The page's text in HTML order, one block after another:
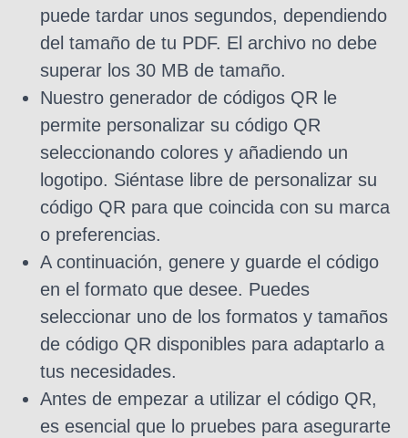
puede tardar unos segundos, dependiendo
del tamaño de tu PDF. El archivo no debe
superar los 30 MB de tamaño.
Nuestro generador de códigos QR le
permite personalizar su código QR
seleccionando colores y añadiendo un
logotipo. Siéntase libre de personalizar su
código QR para que coincida con su marca
o preferencias.
A continuación, genere y guarde el código
en el formato que desee. Puedes
seleccionar uno de los formatos y tamaños
de código QR disponibles para adaptarlo a
tus necesidades.
Antes de empezar a utilizar el código QR,
es esencial que lo pruebes para asegurarte